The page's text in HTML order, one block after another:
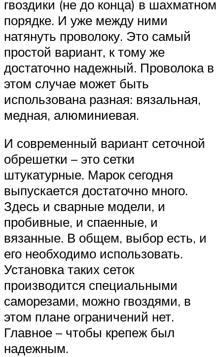
гвоздики (не до конца) в шахматном
порядке. И уже между ними
натянуть проволоку. Это самый
простой вариант, к тому же
достаточно надежный. Проволока в
этом случае может быть
использована разная: вязальная,
медная, алюминиевая.
И современный вариант сеточной
обрешетки – это сетки
штукатурные. Марок сегодня
выпускается достаточно много.
Здесь и сварные модели, и
пробивные, и спаенные, и
вязанные. В общем, выбор есть, и
его необходимо использовать.
Установка таких сеток
производится специальными
саморезами, можно гвоздями, в
этом плане ограничений нет.
Главное – чтобы крепеж был
надежным.